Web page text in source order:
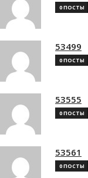
0 ПОСТЫ
53499
0 ПОСТЫ
53555
0 ПОСТЫ
53561
0 ПОСТЫ